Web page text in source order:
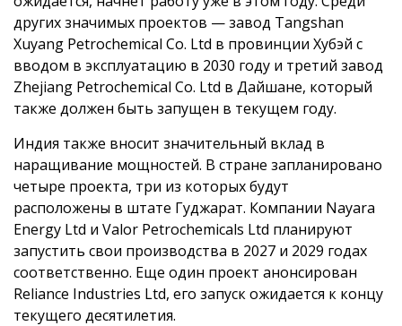
других значимых проектов — завод Tangshan
Xuyang Petrochemical Co. Ltd в провинции Хубэй с
вводом в эксплуатацию в 2030 году и третий завод
Zhejiang Petrochemical Co. Ltd в Дайшане, который
также должен быть запущен в текущем году.
Индия также вносит значительный вклад в
наращивание мощностей. В стране запланировано
четыре проекта, три из которых будут
расположены в штате Гуджарат. Компании Nayara
Energy Ltd и Valor Petrochemicals Ltd планируют
запустить свои производства в 2027 и 2029 годах
соответственно. Еще один проект анонсирован
Reliance Industries Ltd, его запуск ожидается к концу
текущего десятилетия.